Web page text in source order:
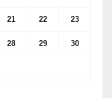
21 22 23
28 29 30